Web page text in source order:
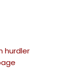
hurdler